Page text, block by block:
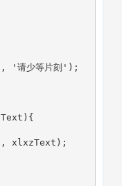
请少等片刻');
xlxzText);